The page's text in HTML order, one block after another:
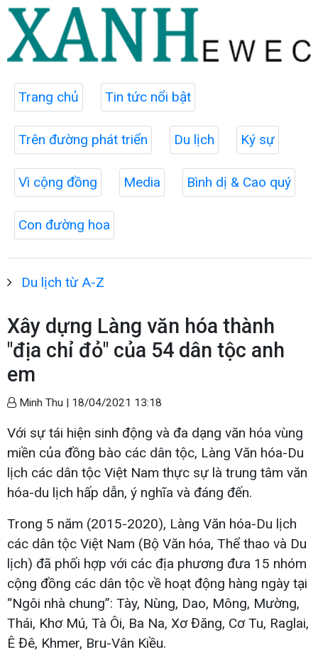
Trang chủ Tin tức nổi bật
Trên đường phát triển Du lịch Ký sự
Vì cộng đồng Media Bình dị & Cao quý
Con đường hoa
Du lịch từ A-Z
Xây dựng Làng văn hóa thành
"địa chỉ đỏ" của 54 dân tộc anh
em
Minh Thu | 18/04/2021 13:18
Với sự tái hiện sinh động và đa dạng văn hóa vùng
miền của đồng bào các dân tộc, Làng Văn hóa-Du
lịch các dân tộc Việt Nam thực sự là trung tâm văn
hóa-du lịch hấp dẫn, ý nghĩa và đáng đến.
Trong 5 năm (2015-2020), Làng Văn hóa-Du lịch
các dân tộc Việt Nam (Bộ Văn hóa, Thể thao và Du
lịch) đã phối hợp với các địa phương đưa 15 nhóm
cộng đồng các dân tộc về hoạt động hàng ngày tại
“Ngôi nhà chung”: Tày, Nùng, Dao, Mông, Mường,
Thái, Khơ Mú, Tà Ôi, Ba Na, Xơ Đăng, Cơ Tu, Raglai,
Ê Đê, Khmer, Bru-Vân Kiều.